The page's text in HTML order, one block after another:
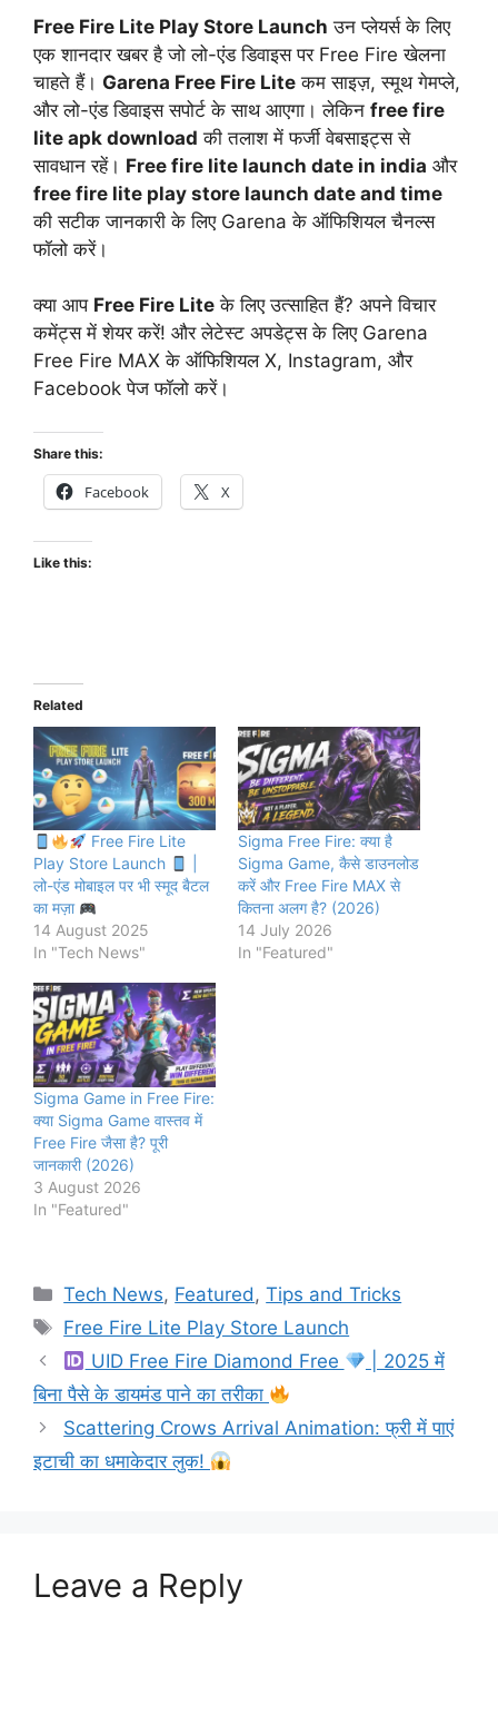
Free Fire Lite Play Store Launch उन प्लेयर्स के लिए
एक शानदार खबर है जो लो-एंड डिवाइस पर Free Fire खेलना
चाहते हैं। Garena Free Fire Lite कम साइज़, स्मूथ गेमप्ले,
और लो-एंड डिवाइस सपोर्ट के साथ आएगा। लेकिन free fire
lite apk download की तलाश में फर्जी वेबसाइट्स से
सावधान रहें। Free fire lite launch date in india और
free fire lite play store launch date and time
की सटीक जानकारी के लिए Garena के ऑफिशियल चैनल्स
फॉलो करें।
क्या आप Free Fire Lite के लिए उत्साहित हैं? अपने विचार
कमेंट्स में शेयर करें! और लेटेस्ट अपडेट्स के लिए Garena
Free Fire MAX के ऑफिशियल X, Instagram, और
Facebook पेज फॉलो करें।
Share this:
Facebook X
Like this:
Related
Free Fire Lite
Play Store Launch
लो-एंड मोबाइल पर भी स्मूद बैटल
का मज़ा
14 August 2025
In "Tech News"
Sigma Free Fire: क्या है
Sigma Game, कैसे डाउनलोड
करें और Free Fire MAX से
कितना अलग है? (2026)
14 July 2026
In "Featured"
Sigma Game in Free Fire:
क्या Sigma Game वास्तव में
Free Fire जैसा है? पूरी
जानकारी (2026)
3 August 2026
In "Featured"
Categories
Tech News, Featured,Tips and Tricks
Tags
Free Fire Lite Play Store Launch
UID Free Fire Diamond Free
| 2025 में
बिना पैसे के डायमंड पाने का तरीका
Scattering Crows Arrival Animation: फ्री में पाएं
इटाची का धमाकेदार लुक!
Leave a Reply